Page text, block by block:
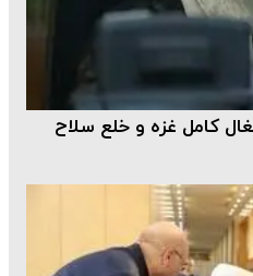
کامل غزه و خلع سلاح